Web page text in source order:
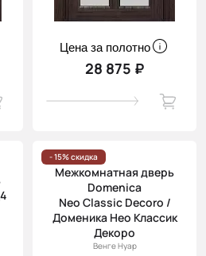
Цена за полотно
28 875 ₽
- 15% скидка
Межкомнатная дверь
Domenica
Neo Classic Decoro /
Доменика Нео Классик
Декоро
Венге Нуар